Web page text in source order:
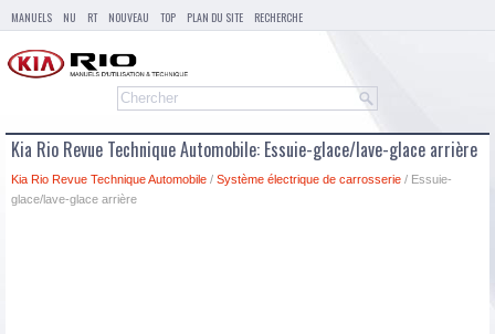
MANUELS NU RT NOUVEAU TOP PLAN DU SITE RECHERCHE
Kia Rio Revue Technique Automobile: Essuie-glace/lave-glace arrière
Kia Rio Revue Technique Automobile / Système électrique de carrosserie / Essuie-
glace/lave-glace arrière